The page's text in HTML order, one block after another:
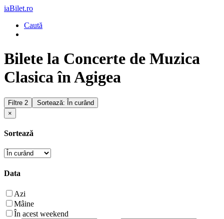
iaBilet.ro
Caută
Bilete la Concerte de Muzica
Clasica în Agigea
Filtre 2
Sortează: În curând
×
Sortează
Data
Azi
Mâine
În acest weekend